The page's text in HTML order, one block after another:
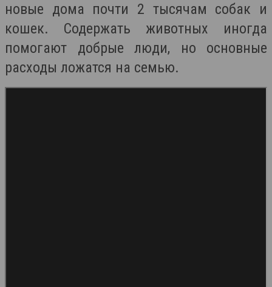
новые дома почти 2 тысячам собак и
кошек. Содержать животных иногда
помогают добрые люди, но основные
расходы ложатся на семью.